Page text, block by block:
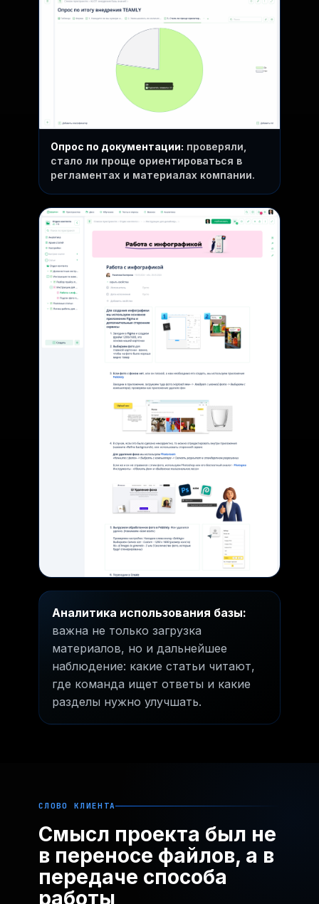
Опрос по документации: проверяли,
стало ли проще ориентироваться в
регламентах и материалах компании.
Аналитика использования базы:
важна не только загрузка
материалов, но и дальнейшее
наблюдение: какие статьи читают,
где команда ищет ответы и какие
разделы нужно улучшать.
СЛОВО КЛИЕНТА
Смысл проекта был не
в переносе файлов, а в
передаче способа
работы